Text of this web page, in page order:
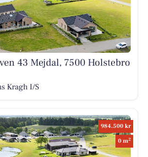
43 Mejdal, 7500 Holstebro
Kragh I/S
984.500 kr
0 m2